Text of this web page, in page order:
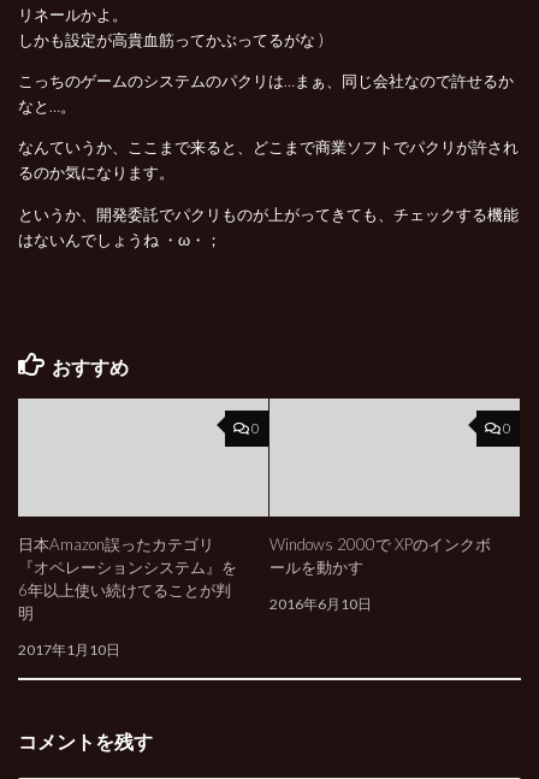
リネールかよ。
しかも設定が高貴血筋ってかぶってるがな )
こっちのゲームのシステムのパクリは…まぁ、同じ会社なので許せるか
なと…。
なんていうか、ここまで来ると、どこまで商業ソフトでパクリが許され
るのか気になります。
というか、開発委託でパクリものが上がってきても、チェックする機能
はないんでしょうね ・ω・；
おすすめ
0
日本Amazon誤ったカテゴリ
『オペレーションシステム』を
6年以上使い続けてることが判
明
2017年1月10日
0
Windows 2000で XPのインクボ
ールを動かす
2016年6月10日
コメントを残す